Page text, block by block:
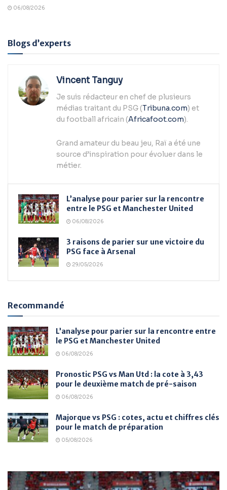
06/08/2026
Blogs d’experts
Vincent Tanguy
Je suis rédacteur en chef de plusieurs
médias traitant du PSG (Tribuna.com) et
du football africain (Africafoot.com).
Grand amateur du beau jeu, Raï a été une
source d’inspiration pour évoluer dans le
métier.
L’analyse pour parier sur la rencontre
entre le PSG et Manchester United
06/08/2026
3 raisons de parier sur une victoire du
PSG face à Arsenal
29/05/2026
Recommandé
L’analyse pour parier sur la rencontre entre
le PSG et Manchester United
06/08/2026
Pronostic PSG vs Man Utd : la cote à 3,43
pour le deuxième match de pré-saison
06/08/2026
Majorque vs PSG : cotes, actu et chiffres clés
pour le match de préparation
05/08/2026